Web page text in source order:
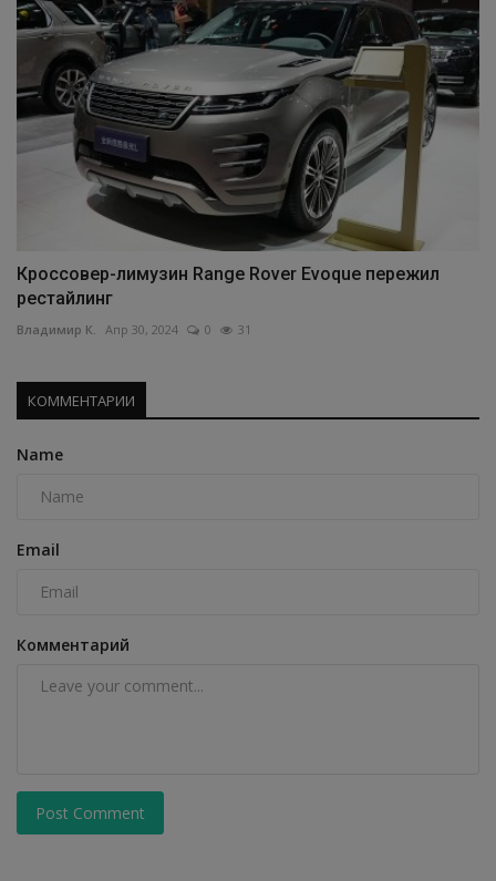
Кроссовер-лимузин Range Rover Evoque пережил
рестайлинг
Владимир К. Апр 30, 2024 0 31
КОММЕНТАРИИ
Name
Email
Комментарий
Post Comment